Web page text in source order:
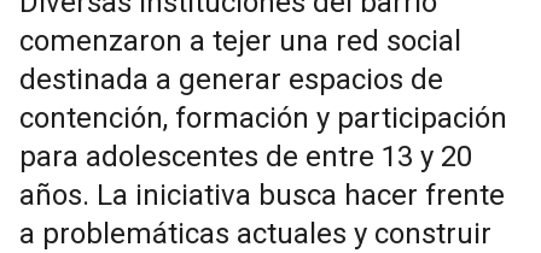
comenzaron a tejer una red social
destinada a generar espacios de
contención, formación y participación
para adolescentes de entre 13 y 20
años. La iniciativa busca hacer frente
a problemáticas actuales y construir